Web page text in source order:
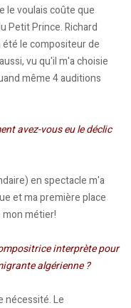
le voulais coûte que
Petit Prince. Richard
le compositeur de
vu qu'il m'a choisie
même 4 auditions
avez-vous eu le déclic
en spectacle m'a
et ma première place
métier!
interprète pour
algérienne ?
nécessité. Le